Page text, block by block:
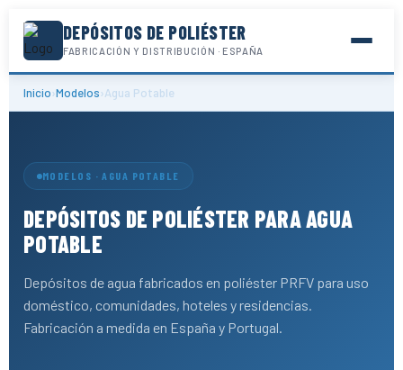
DEPÓSITOS DE POLIÉSTER
FABRICACIÓN Y DISTRIBUCIÓN · ESPAÑA
Inicio›Modelos›Agua Potable
MODELOS · AGUA POTABLE
DEPÓSITOS DE POLIÉSTER PARA AGUA
POTABLE
Depósitos de agua fabricados en poliéster PRFV para uso
doméstico, comunidades, hoteles y residencias.
Fabricación a medida en España y Portugal.